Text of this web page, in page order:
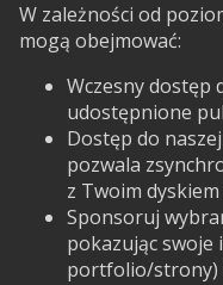
W zależności od
mogą obejmować:
Wczesny dostęp
udostępnione
Dostęp do
pozwala
z Twoim
Sponsoruj
pokazując swoje
portfolio/strony)